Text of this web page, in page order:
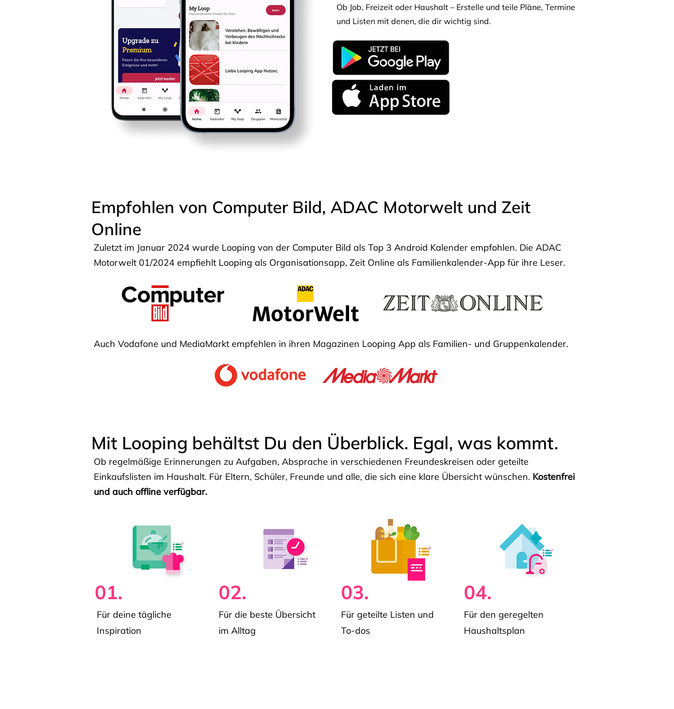
Ob Job, Freizeit oder Haushalt – Erstelle und teile Pläne, Termine
und Listen mit denen, die dir wichtig sind.
Empfohlen von Computer Bild, ADAC Motorwelt und Zeit
Online
Zuletzt im Januar 2024 wurde Looping von der Computer Bild als Top 3 Android Kalender empfohlen. Die ADAC
Motorwelt 01/2024 empfiehlt Looping als Organisationsapp, Zeit Online als Familienkalender-App für ihre Leser.
Auch Vodafone und MediaMarkt empfehlen in ihren Magazinen Looping App als Familien- und Gruppenkalender.
Mit Looping behältst Du den Überblick. Egal, was kommt.
Ob regelmäßige Erinnerungen zu Aufgaben, Absprache in verschiedenen Freundeskreisen oder geteilte
Einkaufslisten im Haushalt. Für Eltern, Schüler, Freunde und alle, die sich eine klare Übersicht wünschen. Kostenfrei
und auch offline verfügbar.
01.
Für deine tägliche
Inspiration
02.
Für die beste Übersicht
im Alltag
03.
Für geteilte Listen und
To-dos
04.
Für den geregelten
Haushaltsplan